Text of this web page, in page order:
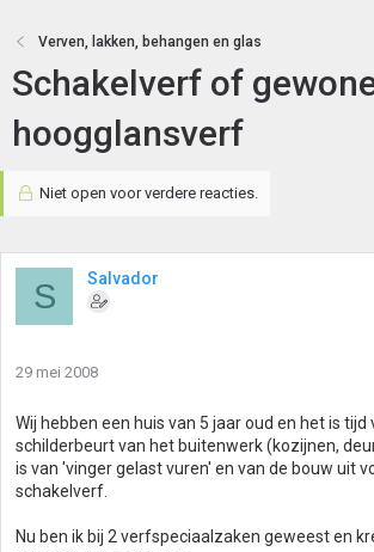
Verven, lakken, behangen en glas
Schakelverf of
hoogglansverf
Niet open voor verdere reacties.
S Salvador
29 mei 2008
Wij hebben een huis van 5 jaar oud en het is tijd
schilderbeurt van het buitenwerk (kozijnen,
is van 'vinger gelast vuren' en van de bouw uit
schakelverf.
Nu ben ik bij 2 verfspeciaalzaken geweest en